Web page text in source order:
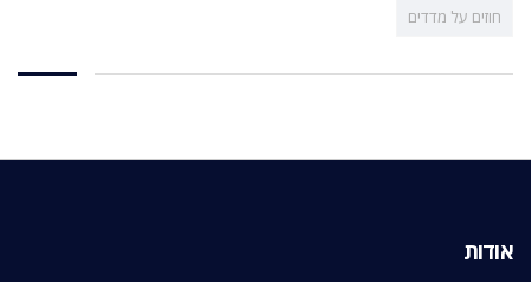
חוזים על מדדים
אודות